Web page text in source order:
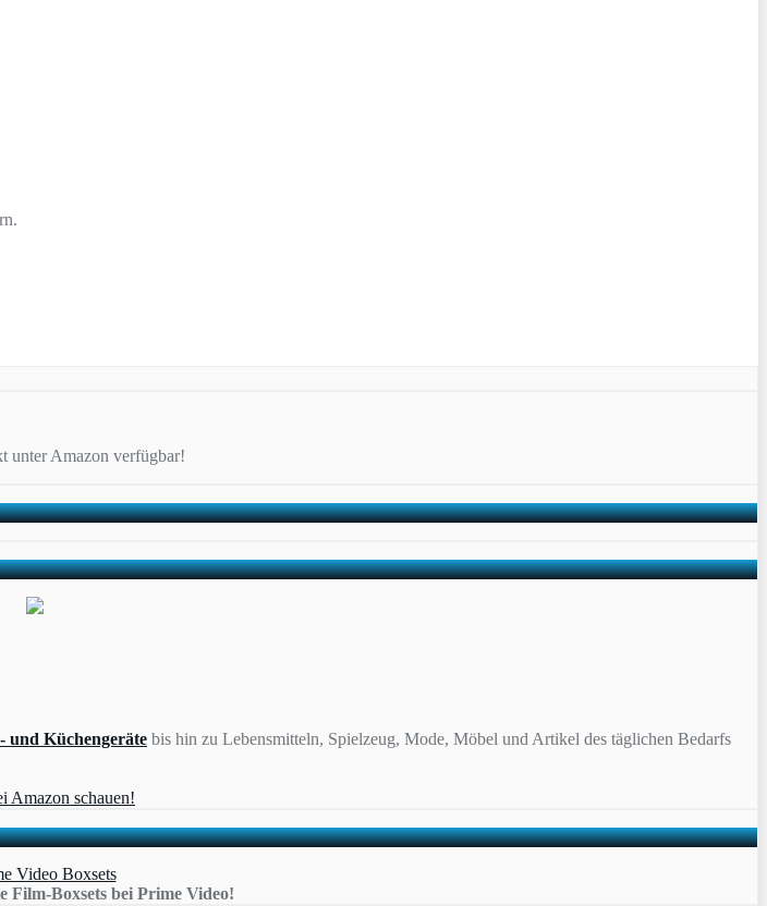
unter Amazon verfügbar!
und Küchengeräte bis hin zu Lebensmitteln, Spielzeug, Mode, Möbel und Artikel des täglichen Bedarfs
Film-Boxsets bei Prime Video!